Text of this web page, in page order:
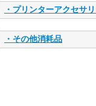
・プリンターアクセサ
・その他消耗品